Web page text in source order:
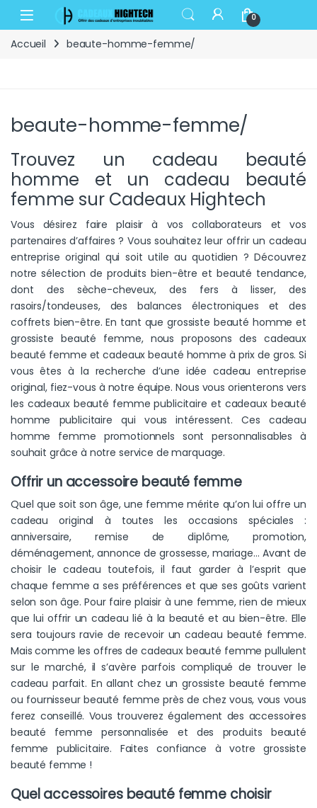
Skip to navigation
Skip to content
Open 0
Accueil beaute-homme-femme/
beaute-homme-femme/
Trouvez un cadeau beauté
homme et un cadeau beauté
femme sur Cadeaux Hightech
Vous désirez faire plaisir à vos collaborateurs et vos
partenaires d’affaires ? Vous souhaitez leur offrir un cadeau
entreprise original qui soit utile au quotidien ? Découvrez
notre sélection de produits bien-être et beauté tendance,
dont des sèche-cheveux, des fers à lisser, des
rasoirs/tondeuses, des balances électroniques et des
coffrets bien-être. En tant que grossiste beauté homme et
grossiste beauté femme, nous proposons des cadeaux
beauté femme et cadeaux beauté homme à prix de gros. Si
vous êtes à la recherche d’une idée cadeau entreprise
original, fiez-vous à notre équipe. Nous vous orienterons vers
les cadeaux beauté femme publicitaire et cadeaux beauté
homme publicitaire qui vous intéressent. Ces cadeau
homme femme promotionnels sont personnalisables à
souhait grâce à notre service de marquage.
Offrir un accessoire beauté femme
Quel que soit son âge, une femme mérite qu’on lui offre un
cadeau original à toutes les occasions spéciales :
anniversaire, remise de diplôme, promotion,
déménagement, annonce de grossesse, mariage… Avant de
choisir le cadeau toutefois, il faut garder à l’esprit que
chaque femme a ses préférences et que ses goûts varient
selon son âge. Pour faire plaisir à une femme, rien de mieux
que lui offrir un cadeau lié à la beauté et au bien-être. Elle
sera toujours ravie de recevoir un cadeau beauté femme.
Mais comme les offres de cadeaux beauté femme pullulent
sur le marché, il s’avère parfois compliqué de trouver le
cadeau parfait. En allant chez un grossiste beauté femme
ou fournisseur beauté femme près de chez vous, vous vous
ferez conseillé. Vous trouverez également des accessoires
beauté femme personnalisée et des produits beauté
femme publicitaire. Faites confiance à votre grossiste
beauté femme !
Quel accessoires beauté femme choisir